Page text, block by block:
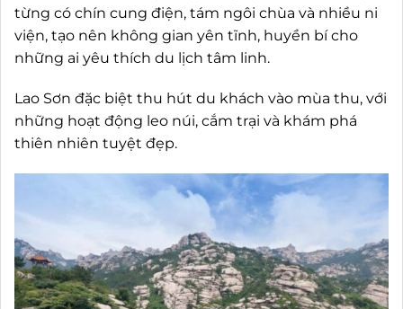
từng có chín cung điện, tám ngôi chùa và nhiều ni
viện, tạo nên không gian yên tĩnh, huyền bí cho
những ai yêu thích du lịch tâm linh.
Lao Sơn đặc biệt thu hút du khách vào mùa thu, với
những hoạt động leo núi, cắm trại và khám phá
thiên nhiên tuyệt đẹp.